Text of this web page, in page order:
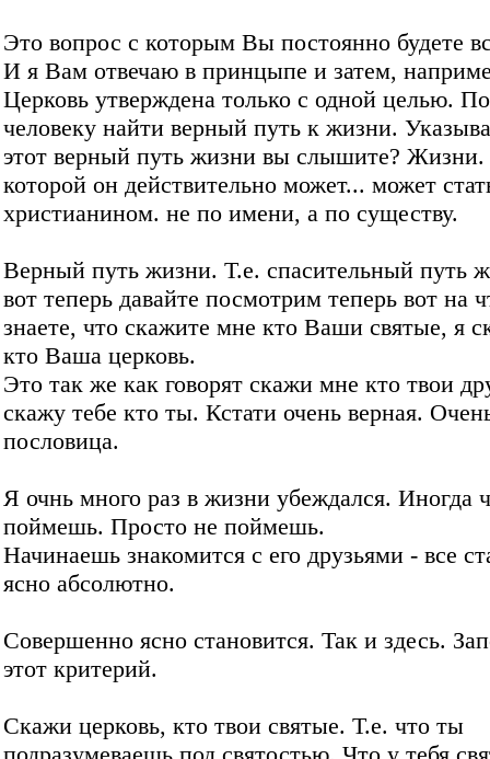
Это вопрос с которым Вы постоянно будете
И я Вам отвечаю в принцыпе и затем,
Церковь утверждена только с одной целью.
человеку найти верный путь к жизни.
этот верный путь жизни вы слышите?
которой он действительно может... может
христианином. не по имени, а по существу.
Верный путь жизни. Т.е. спасительный путь
вот теперь давайте посмотрим теперь вот на
знаете, что скажите мне кто Ваши святые, я
кто Ваша церковь.
Это так же как говорят скажи мне кто твои
скажу тебе кто ты. Кстати очень верная.
пословица.
Я очнь много раз в жизни убеждался. Иногда
поймешь. Просто не поймешь.
Начинаешь знакомится с его друзьями - все
ясно абсолютно.
Совершенно ясно становится. Так и здесь.
этот критерий.
Скажи церковь, кто твои святые. Т.е. что ты
подразумеваешь под святостью. Что у тебя